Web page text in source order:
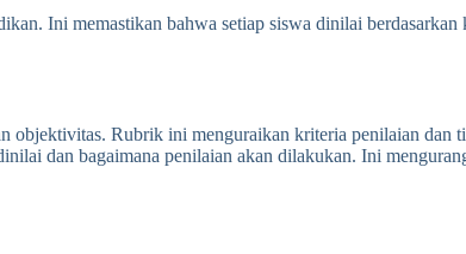
Ini memastikan bahwa setiap siswa dinilai berdasarkan
objektivitas. Rubrik ini menguraikan kriteria penilaian dan
dan bagaimana penilaian akan dilakukan. Ini